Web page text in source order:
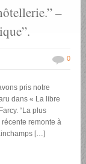
–
0
pris notre
dans « La libre
“La plus
remonte à
[…]